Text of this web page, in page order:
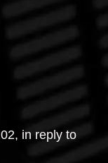
in reply to